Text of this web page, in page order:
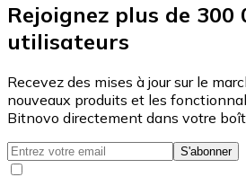
Rejoignez plus de 300
utilisateurs
Recevez des mises à jour sur le
nouveaux produits et les
Bitnovo directement dans votre
S'abonner